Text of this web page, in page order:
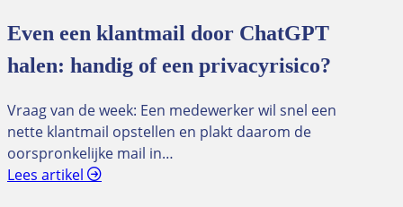
Even een klantmail door ChatGPT
halen: handig of een privacyrisico?
Vraag van de week: Een medewerker wil snel een
nette klantmail opstellen en plakt daarom de
oorspronkelijke mail in…
Lees artikel